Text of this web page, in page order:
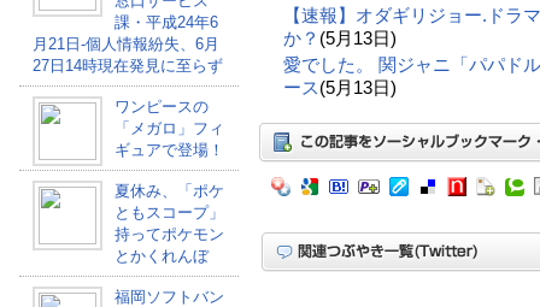
課・平成24年6
月21日-個人情報紛失、6月
27日14時現在発見に至らず
ワンピースの
「メガロ」フィ
ギュアで登場！
夏休み、「ポケ
ともスコープ」
持ってポケモン
とかくれんぼ
福岡ソフトバン
【速報】オダギリジョー.ドラ
か？ (5月13日)
愛でした。 関ジャニ「パパド
ース(5月13日)